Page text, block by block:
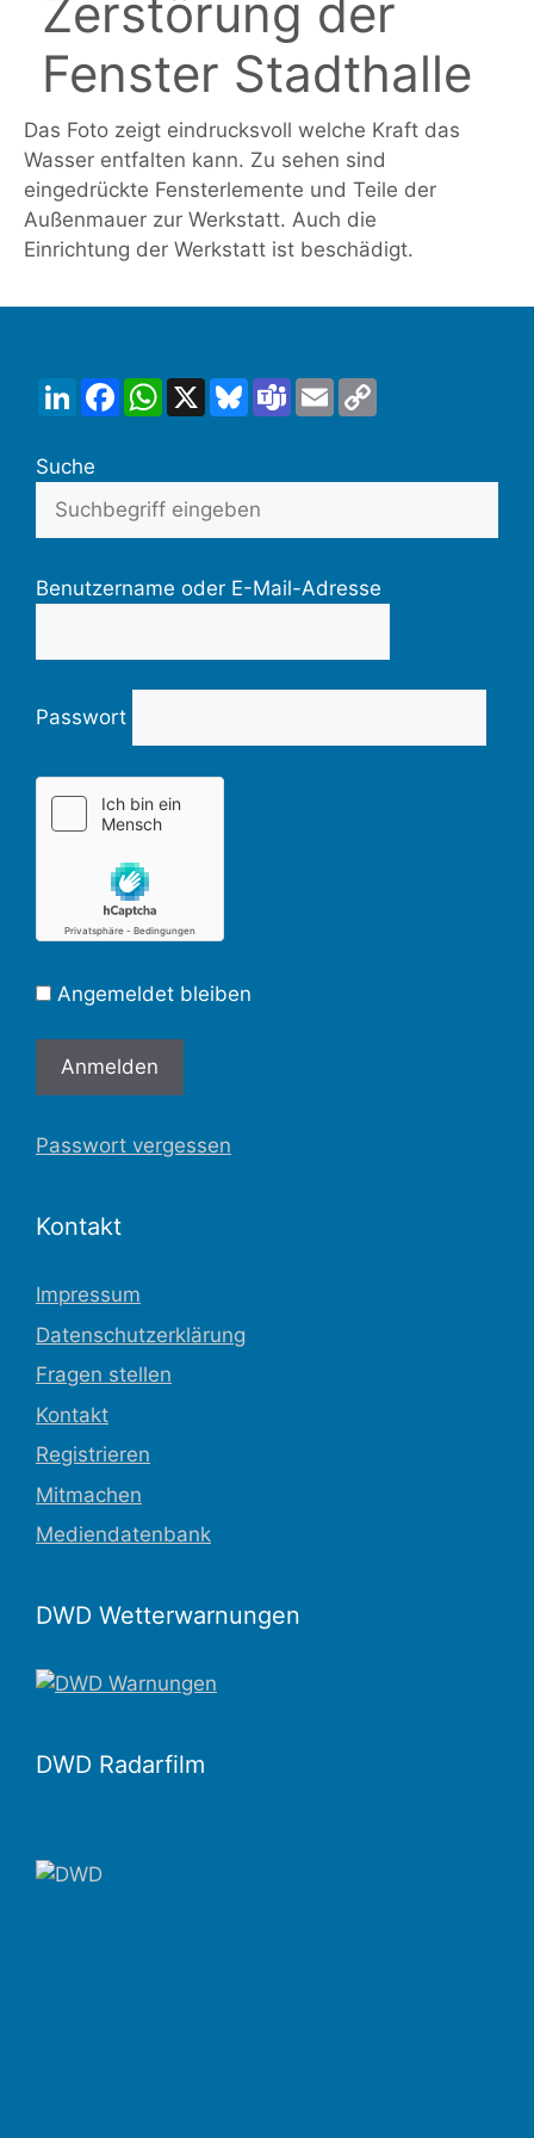
Zerstörung der
Fenster Stadthalle
Das Foto zeigt eindrucksvoll welche Kraft das
Wasser entfalten kann. Zu sehen sind
eingedrückte Fensterlemente und Teile der
Außenmauer zur Werkstatt. Auch die
Einrichtung der Werkstatt ist beschädigt.
LinkedInFacebookWhatsApp
X BlueskyTeamsEmail
Suche
Benutzername oder E-Mail-Adresse
Passwort
Angemeldet bleiben
Passwort vergessen
Kontakt
Impressum
Datenschutzerklärung
Fragen stellen
Kontakt
Registrieren
Mitmachen
Mediendatenbank
DWD Wetterwarnungen
DWD Radarfilm